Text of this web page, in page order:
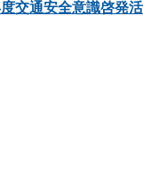
交通安全意識啓発